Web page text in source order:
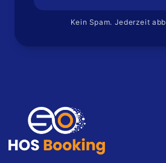
Kein Spam. Jederzeit